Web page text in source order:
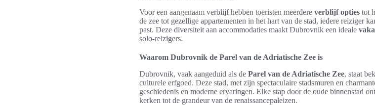
Voor een aangenaam verblijf hebben toeristen meerdere verblijf opties tot
de zee tot gezellige appartementen in het hart van de stad, iedere reiziger
past. Deze diversiteit aan accommodaties maakt Dubrovnik een ideale
solo-reizigers.
Waarom Dubrovnik de Parel van de Adriatische Zee is
Dubrovnik, vaak aangeduid als de Parel van de Adriatische Zee, staat
culturele erfgoed. Deze stad, met zijn spectaculaire stadsmuren en
geschiedenis en moderne ervaringen. Elke stap door de oude binnenstad
kerken tot de grandeur van de renaissancepaleizen.